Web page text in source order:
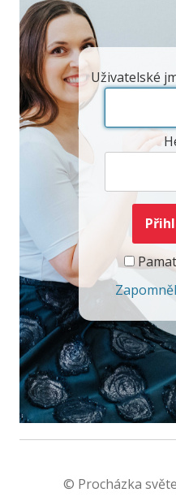
Uživatelské
© Procházka